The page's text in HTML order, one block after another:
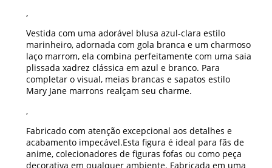
,
Vestida com uma adorável blusa azul-clara estilo
marinheiro, adornada com gola branca e um charmoso
laço marrom, ela combina perfeitamente com uma saia
plissada xadrez clássica em azul e branco. Para
completar o visual, meias brancas e sapatos estilo
Mary Jane marrons realçam seu charme.
,
Fabricado com atenção excepcional aos detalhes e
acabamento impecável.Esta figura é ideal para fãs de
anime, colecionadores de figuras fofas ou como peça
decorativa em qualquer ambiente. Fabricada em uma